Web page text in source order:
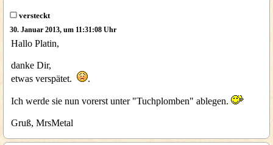
versteckt
30. Januar 2013, um 11:31:08 Uhr
Hallo Platin,
danke Dir,
etwas verspätet.
.
Ich werde sie nun vorerst unter "Tuchplomben" ablegen.
Gruß, MrsMetal